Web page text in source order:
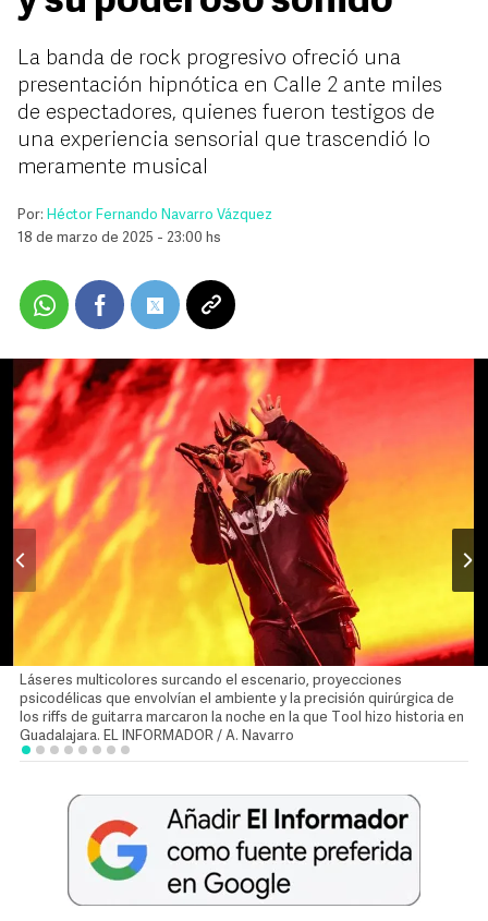
La banda de rock progresivo ofreció una
presentación hipnótica en Calle 2 ante miles
de espectadores, quienes fueron testigos de
una experiencia sensorial que trascendió lo
meramente musical
Por: Héctor Fernando Navarro Vázquez
18 de marzo de 2025 - 23:00 hs
Láseres multicolores surcando el escenario, proyecciones
psicodélicas que envolvían el ambiente y la precisión quirúrgica de
los riffs de guitarra marcaron la noche en la que Tool hizo historia en
Guadalajara. EL INFORMADOR / A. Navarro